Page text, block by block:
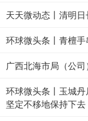
天天微动态丨清明
环球微头条丨青檀
广西北海市局（公
环球微头条丨玉城
坚定不移地保持下去